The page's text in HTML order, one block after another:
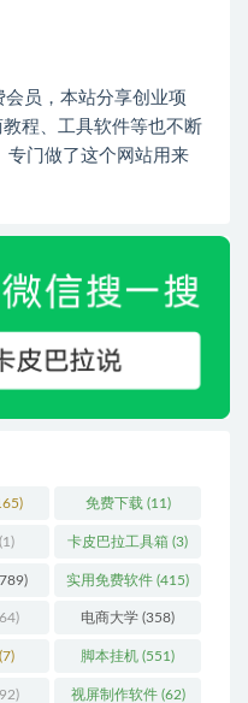
员，本站分享创业项
程、工具软件等也不断
专门做了这个网站用来
免费下载 (11)
(1) 卡皮巴拉工具箱 (3)
实用免费软件 (415)
电商大学 (358)
(7) 脚本挂机 (551)
视屏制作软件(62)